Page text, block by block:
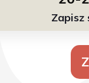
Zapisz